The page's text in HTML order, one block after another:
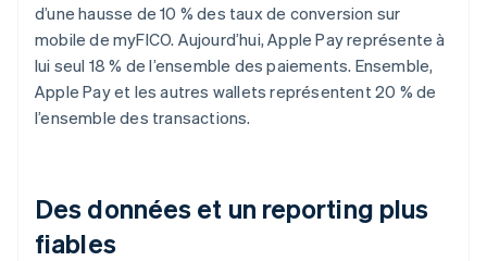
d’une hausse de 10 % des taux de conversion sur
mobile de myFICO. Aujourd’hui, Apple Pay représente à
lui seul 18 % de l’ensemble des paiements. Ensemble,
Apple Pay et les autres wallets représentent 20 % de
l’ensemble des transactions.
Des données et un reporting plus
fiables